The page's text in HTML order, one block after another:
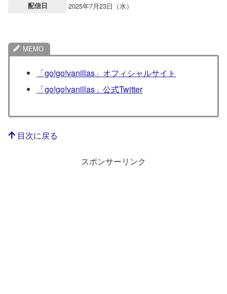
配信日 2025年7月23日（水）
「go!go!vanillas」オフィシャルサイト
「go!go!vanillas」公式Twitter
目次に戻る
スポンサーリンク